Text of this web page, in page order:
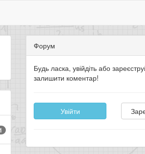
Форум
Будь ласка, увійдіть або
залишити коментар!
Увійти